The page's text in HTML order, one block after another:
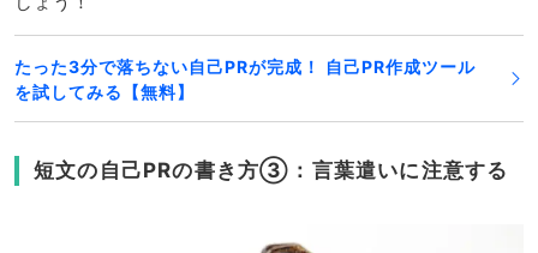
たった3分で落ちない自己PRが完成！ 自己PR作成ツール
を試してみる【無料】
短文の自己PRの書き方③：言葉遣いに注意する